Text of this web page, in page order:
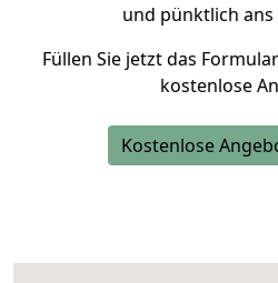
und pünktlich
Füllen Sie jetzt das
kostenlose
Kostenlose